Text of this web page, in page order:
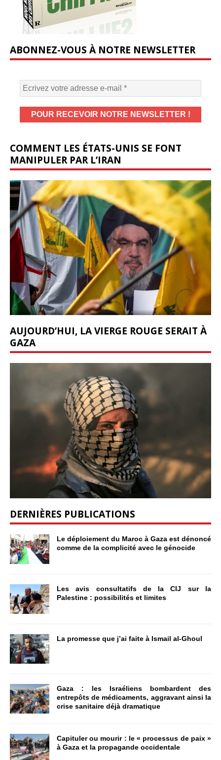
ABONNEZ-VOUS À NOTRE NEWSLETTER
COMMENT LES ÉTATS-UNIS SE FONT
MANIPULER PAR L’IRAN
AUJOURD’HUI, LA VIERGE ROUGE SERAIT À
GAZA
DERNIÈRES PUBLICATIONS
Le déploiement du Maroc à Gaza est dénoncé
comme de la complicité avec le génocide
Les avis consultatifs de la CIJ sur la
Palestine : possibilités et limites
La promesse que j’ai faite à Ismail al-Ghoul
Gaza : les Israéliens bombardent des
entrepôts de médicaments, aggravant ainsi la
crise sanitaire déjà dramatique
Capituler ou mourir : le « processus de paix »
à Gaza et la propagande occidentale